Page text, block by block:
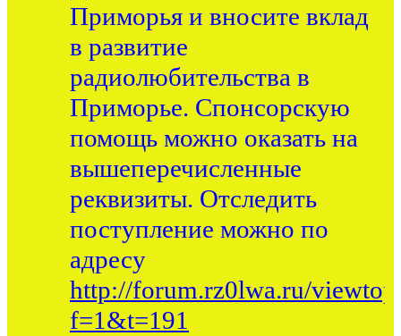
Приморья и вносите вклад
в развитие
радиолюбительства в
Приморье. Спонсорскую
помощь можно оказать на
вышеперечисленные
реквизиты. Отследить
поступление можно по
адресу
http://forum.rz0lwa.ru/
f=1&t=191